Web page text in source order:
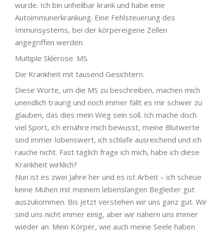
wurde. Ich bin unheilbar krank und habe eine
Autoimmunerkrankung. Eine Fehlsteuerung des
Immunsystems, bei der körpereigene Zellen
angegriffen werden.
Multiple Sklerose. MS.
Die Krankheit mit tausend Gesichtern.
Diese Worte, um die MS zu beschreiben, machen mich
unendlich traurig und noch immer fällt es mir schwer zu
glauben, das dies mein Weg sein soll. Ich mache doch
viel Sport, ich ernähre mich bewusst, meine Blutwerte
sind immer lobenswert, ich schlafe ausreichend und ich
rauche nicht. Fast täglich frage ich mich, habe ich diese
Krankheit wirklich?
Nun ist es zwei Jahre her und es ist Arbeit – ich scheue
keine Mühen mit meinem lebenslangen Begleiter gut
auszukommen. Bis jetzt verstehen wir uns ganz gut. Wir
sind uns nicht immer einig, aber wir nähern uns immer
wieder an. Mein Körper, wie auch meine Seele haben